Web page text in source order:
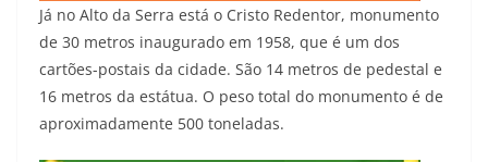
Já no Alto da Serra está o Cristo Redentor, monumento
de 30 metros inaugurado em 1958, que é um dos
cartões-postais da cidade. São 14 metros de pedestal e
16 metros da estátua. O peso total do monumento é de
aproximadamente 500 toneladas.